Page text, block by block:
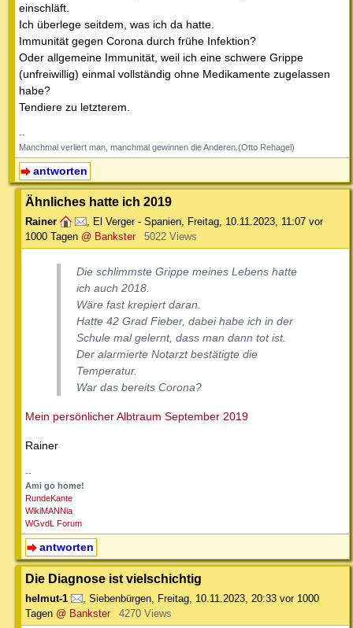
einschläft.
Ich überlege seitdem, was ich da hatte.
Immunität gegen Corona durch frühe Infektion?
Oder allgemeine Immunität, weil ich eine schwere Grippe
(unfreiwillig) einmal vollständig ohne Medikamente zugelassen
habe?
Tendiere zu letzterem.
--
Manchmal verliert man, manchmal gewinnen die Anderen.(Otto Rehagel)
antworten
Ähnliches hatte ich 2019
Rainer , El Verger - Spanien, Freitag, 10.11.2023, 11:07 vor
1000 Tagen @ Bankster 5022 Views
Die schlimmste Grippe meines Lebens hatte
ich auch 2018.
Wäre fast krepiert daran.
Hatte 42 Grad Fieber, dabei habe ich in der
Schule mal gelernt, dass man dann tot ist.
Der alarmierte Notarzt bestätigte die
Temperatur.
War das bereits Corona?
Mein persönlicher Albtraum September 2019
Rainer
--
Ami go home!
RundeKante
WikiMANNia
WGvdL Forum
antworten
Die Diagnose ist vielschichtig
helmut-1 , Siebenbürgen, Freitag, 10.11.2023, 20:33 vor 1000
Tagen @ Bankster 4270 Views